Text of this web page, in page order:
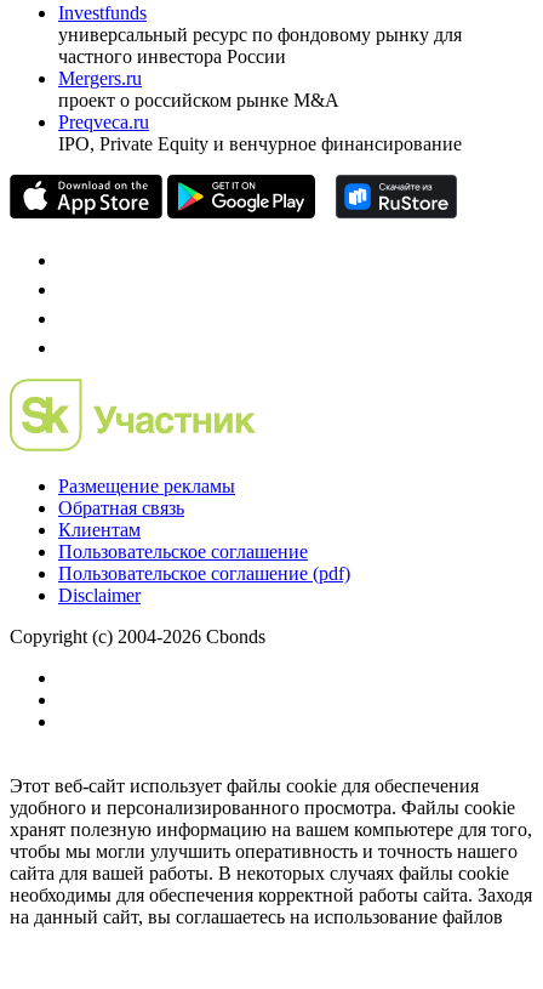
Investfunds
универсальный ресурс по фондовому рынку для
частного инвестора России
Mergers.ru
проект о российском рынке M&A
Preqveca.ru
IPO, Private Equity и венчурное финансирование
Размещение рекламы
Обратная связь
Клиентам
Пользовательское соглашение
Пользовательское соглашение (pdf)
Disclaimer
Copyright (c) 2004-2026 Cbonds
Этот веб-сайт использует файлы cookie для обеспечения
удобного и персонализированного просмотра. Файлы cookie
хранят полезную информацию на вашем компьютере для того,
чтобы мы могли улучшить оперативность и точность нашего
сайта для вашей работы. В некоторых случаях файлы cookie
необходимы для обеспечения корректной работы сайта. Заходя
на данный сайт, вы соглашаетесь на использование файлов